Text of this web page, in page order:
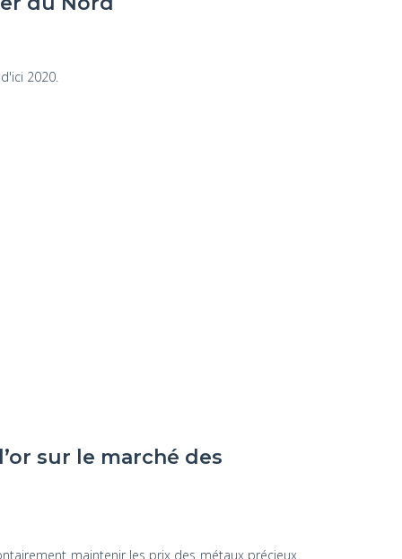
2020.
sur le marché des
maintenir les prix des métaux précieux